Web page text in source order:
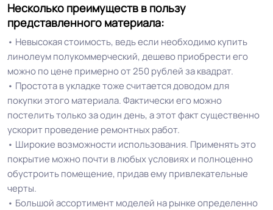
Несколько преимуществ в пользу
представленного материала:
• Невысокая стоимость, ведь если необходимо купить
линолеум полукоммерческий, дешево приобрести его
можно по цене примерно от 250 рублей за квадрат.
• Простота в укладке тоже считается доводом для
покупки этого материала. Фактически его можно
постелить только за один день, а этот факт существенно
ускорит проведение ремонтных работ.
• Широкие возможности использования. Применять это
покрытие можно почти в любых условиях и полноценно
обустроить помещение, придав ему привлекательные
черты.
• Большой ассортимент моделей на рынке определенно